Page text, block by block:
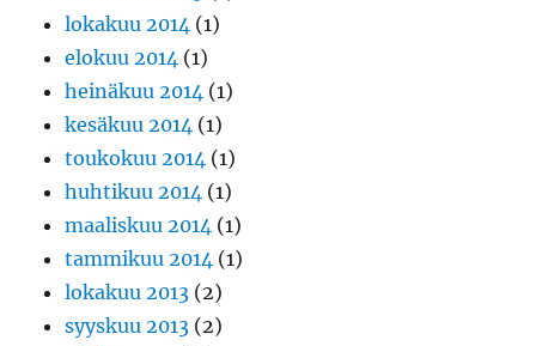
lokakuu 2014 (1)
elokuu 2014 (1)
heinäkuu 2014 (1)
kesäkuu 2014 (1)
toukokuu 2014 (1)
huhtikuu 2014 (1)
maaliskuu 2014 (1)
tammikuu 2014 (1)
lokakuu 2013 (2)
syyskuu 2013 (2)